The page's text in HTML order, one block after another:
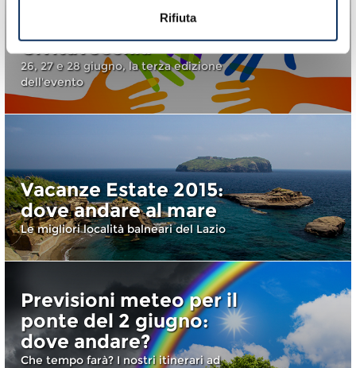
Rifiuta
nel Porto Storico di
Civitavecchia
26, 27 e 28 giugno, la terza edizione
dell'evento
Vacanze Estate 2015:
dove andare al mare
Le migliori località balneari del Lazio
Previsioni meteo per il
ponte del 2 giugno:
dove andare?
Che tempo farà? I nostri itinerari ad